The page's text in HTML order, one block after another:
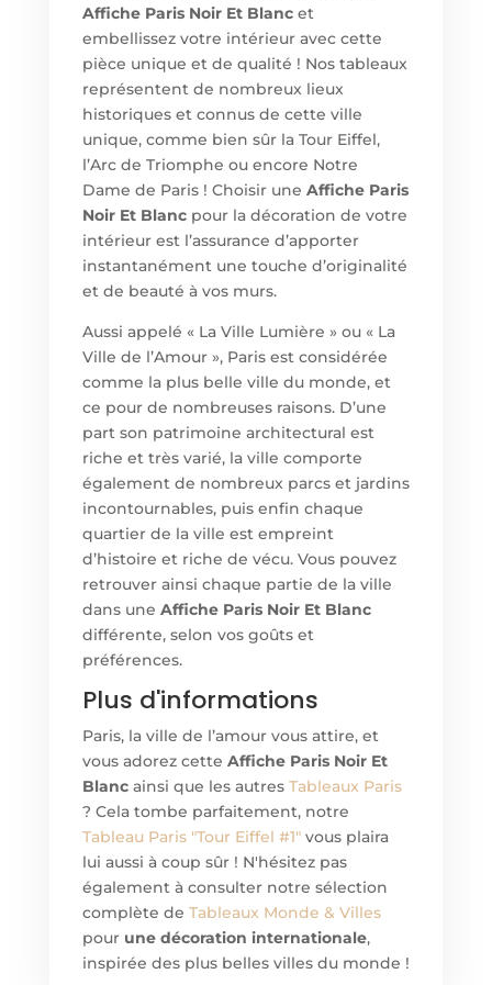
Affiche Paris Noir Et Blancet
embellissez votre intérieur avec cette
pièce unique et de qualité ! Nos tableaux
représentent de nombreux lieux
historiques et connus de cette ville
unique, comme bien sûr la Tour Eiffel,
l’Arc de Triomphe ou encore Notre
Dame de Paris ! Choisir une Affiche Paris
Noir Et Blancpour la décoration de votre
intérieur est l’assurance d’apporter
instantanément une touche d’originalité
et de beauté à vos murs.
Aussi appelé « La Ville Lumière » ou « La
Ville de l’Amour », Paris est considérée
comme la plus belle ville du monde, et
ce pour de nombreuses raisons. D’une
part son patrimoine architectural est
riche et très varié, la ville comporte
également de nombreux parcs et jardins
incontournables, puis enfin chaque
quartier de la ville est empreint
d’histoire et riche de vécu. Vous pouvez
retrouver ainsi chaque partie de la ville
dans une Affiche Paris Noir Et Blanc
différente, selon vos goûts et
préférences.
Plus d'informations
Paris, la ville de l’amour vous attire, et
vous adorez cette Affiche Paris Noir Et
Blancainsi que les autres Tableaux Paris
? Cela tombe parfaitement, notre
Tableau Paris "Tour Eiffel #1"vous plaira
lui aussi à coup sûr ! N'hésitez pas
également à consulter notre sélection
complète de Tableaux Monde & Villes
pour une décoration internationale,
inspirée des plus belles villes du monde !